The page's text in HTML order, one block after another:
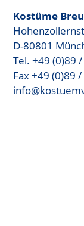
Kostüme
D-80801
Tel. +49 (0)89
Fax +49 (0)89